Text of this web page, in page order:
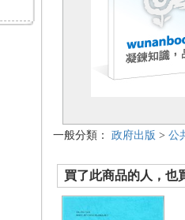
一般分類： 政府出版 > 公
買了此商品的人，也